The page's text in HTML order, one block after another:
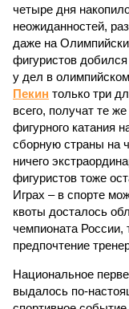
четыре дня
неожиданностей,
даже на
фигуристов
у дел в
Пекин только три
всего, получат те
фигурного катания
сборную страны на
ничего
фигуристов тоже
Играх – в спорте
квоты досталось
чемпионата России,
предпочтение
Национальное
выдалось по-